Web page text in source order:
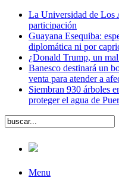
La Universidad de Los
participación
Guayana Esequiba:
diplomática ni por
¿Donald Trump, un
Banesco destinará un
venta para atender a
Siembran 930 árboles
proteger el agua de
Menu